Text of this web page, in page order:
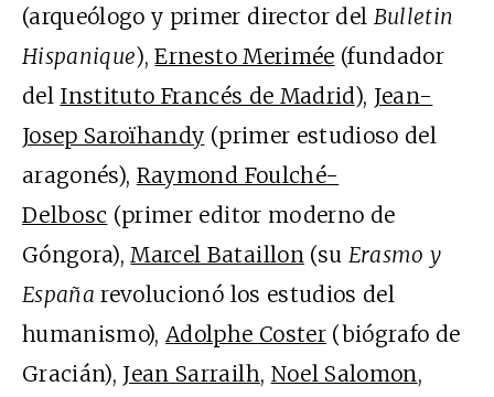
(arqueólogo y primer director del Bulletin
Hispanique),Ernesto Merimée (fundador
del Instituto Francés de Madrid), Jean-
Josep Saroïhandy (primer estudioso del
aragonés), Raymond Foulché-
Delbosc (primer editor moderno de
Góngora),Marcel Bataillon(su Erasmo y
España revolucionó los estudios del
humanismo),Adolphe Coster(biógrafo de
Gracián), Jean Sarrailh, Noel Salomon,